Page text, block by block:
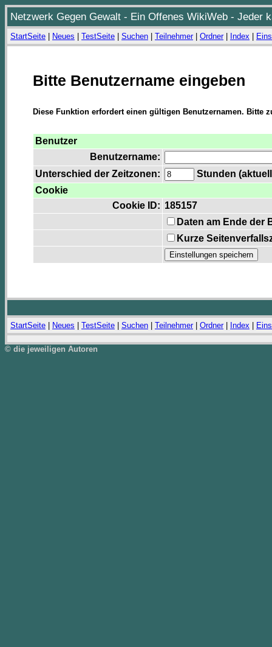
Netzwerk Gegen Gewalt - Ein Offenes WikiWeb - Jeder
StartSeite Neues TestSeite Suchen Teilnehmer| Ordner| Index
Bitte Benutzername eingeben
Diese Funktion erfordert einen gültigen Benutzernamen. Bitte
Benutzer
Benutzername:
Unterschied der Zeitzonen:
Stunden
Cookie
Cookie ID: 185157
Daten am Ende der
Kurze
StartSeite Neues TestSeite Suchen Teilnehmer| Ordner| Index
© die jeweiligen Autoren